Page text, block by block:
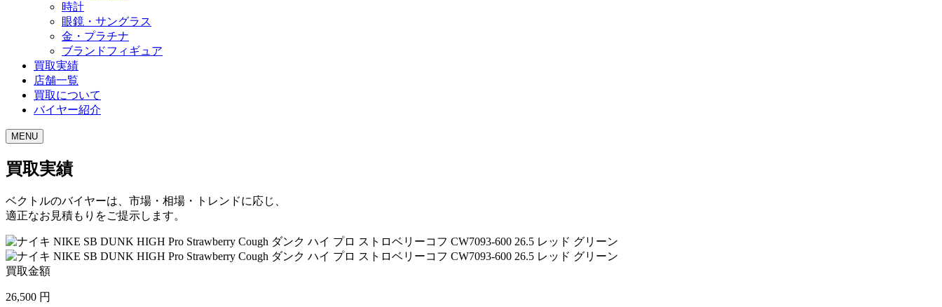
時計
眼鏡・サングラス
金・プラチナ
ブランドフィギュア
買取実績
店舗一覧
買取について
バイヤー紹介
MENU
買取実績
ベクトルのバイヤーは、市場・相場・トレンドに応じ、
適正なお見積もりをご提示します。
買取金額
26,500 円